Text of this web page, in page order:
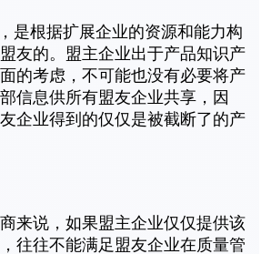
是根据扩展企业的资源和能力构
友的。盟主企业出于产品知识产
的考虑，不可能也没有必要将产
信息供所有盟友企业共享，因
企业得到的仅仅是被截断了的产
来说，如果盟主企业仅仅提供该
往往不能满足盟友企业在质量管